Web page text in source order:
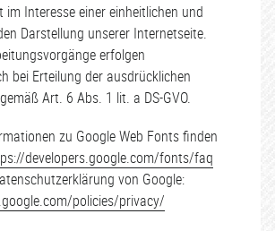
im Interesse einer einheitlichen und
Darstellung unserer Internetseite.
erfolgen
bei Erteilung der ausdrücklichen
Art. 6 Abs. 1 lit. a DS-GVO.
zu Google Web Fonts finden
developers.google.com/fonts/faq
von Google:
policies/privacy/